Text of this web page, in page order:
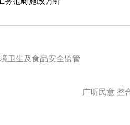
卫生及食品安全监管